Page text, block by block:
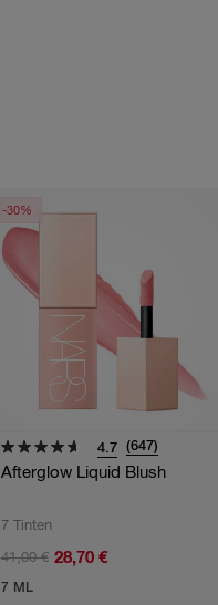
-30%
4.7 (647)
Afterglow Liquid Blush
7 Tinten
41,00 € 28,70 €
7 ML